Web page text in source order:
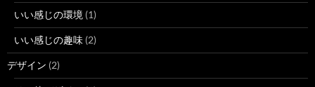
いい感じの環境 (1)
いい感じの趣味 (2)
デザイン (2)